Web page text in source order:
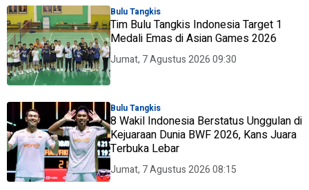
Bulu Tangkis
Tim Bulu Tangkis Indonesia Target 1
Medali Emas di Asian Games 2026
Jumat, 7 Agustus 2026 09:30
Bulu Tangkis
8 Wakil Indonesia Berstatus Unggulan di
Kejuaraan Dunia BWF 2026, Kans Juara
Terbuka Lebar
Jumat, 7 Agustus 2026 08:15